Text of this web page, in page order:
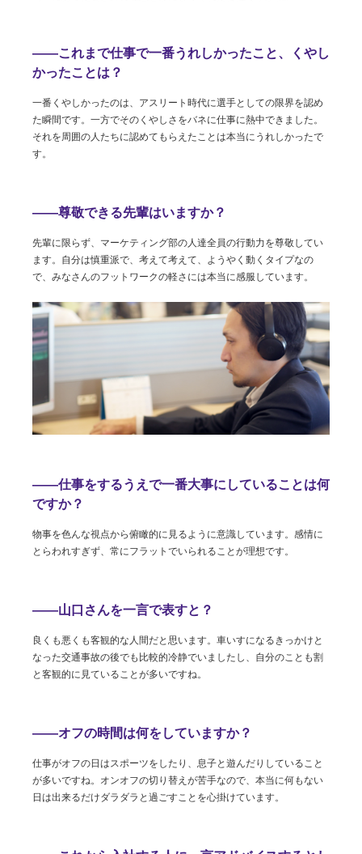
――これまで仕事で一番うれしかったこと、くやし
かったことは？
一番くやしかったのは、アスリート時代に選手としての限界を認め
た瞬間です。一方でそのくやしさをバネに仕事に熱中できました。
それを周囲の人たちに認めてもらえたことは本当にうれしかったで
す。
――尊敬できる先輩はいますか？
先輩に限らず、マーケティング部の人達全員の行動力を尊敬してい
ます。自分は慎重派で、考えて考えて、ようやく動くタイプなの
で、みなさんのフットワークの軽さには本当に感服しています。
――仕事をするうえで一番大事にしていることは何
ですか？
物事を色んな視点から俯瞰的に見るように意識しています。感情に
とらわれすぎず、常にフラットでいられることが理想です。
――山口さんを一言で表すと？
良くも悪くも客観的な人間だと思います。車いすになるきっかけと
なった交通事故の後でも比較的冷静でいましたし、自分のことも割
と客観的に見ていることが多いですね。
――オフの時間は何をしていますか？
仕事がオフの日はスポーツをしたり、息子と遊んだりしていること
が多いですね。オンオフの切り替えが苦手なので、本当に何もない
日は出来るだけダラダラと過ごすことを心掛けています。